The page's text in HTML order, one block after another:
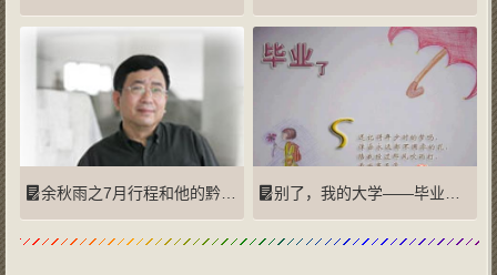
余秋雨之7月行程和他的黔东南考察手记（一）：也许是归程 别了，我的大学——毕业留言簿